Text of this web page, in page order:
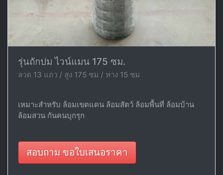
รุ่นถักปม ไวน์แมน 175 ซม.
ลวด 13 แถว / สูง 175 ซม / ห่าง 15 ซม
เหมาะสำหรับ ล้อมเขตแดน ล้อมสัตว์ ล้อมพื้นที่ ล้อมบ้าน
ล้อมสวน กันคนบุกรุก
สอบถาม ขอใบเสนอราคา